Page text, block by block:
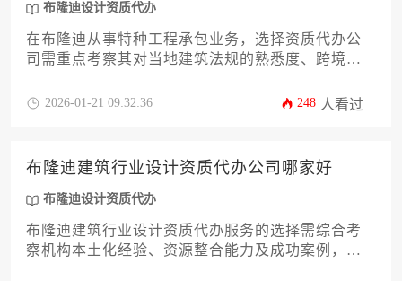
布隆迪设计资质代办
在布隆迪从事特种工程承包业务，选择资质代办公
司需重点考察其对当地建筑法规的熟悉度、跨境材
应当具备布隆迪设计资质代办一体化服务能力，能
2026-01-21 09:32:36 248 人看过
布隆迪建筑行业设计资质代办公司哪家好
布隆迪设计资质代办
布隆迪建筑行业设计资质代办服务的选择需综合考
察机构本土化经验、资源整合能力及成功案例，优